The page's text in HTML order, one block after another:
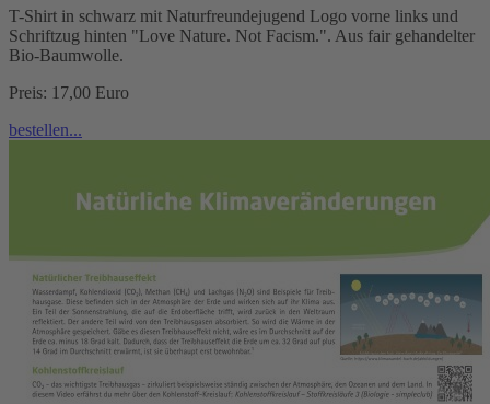
T-Shirt in schwarz mit Naturfreundejugend Logo vorne links und
Schriftzug hinten "Love Nature. Not Facism.". Aus fair gehandelter
Bio-Baumwolle.
Preis: 17,00 Euro
bestellen...